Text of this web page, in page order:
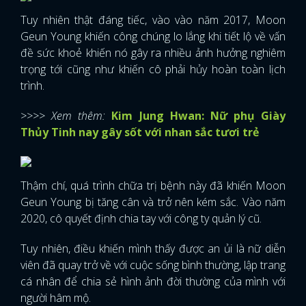
Tuy nhiên thật đáng tiếc, vào vào năm 2017, Moon
Geun Young khiến công chúng lo lắng khi tiết lộ về vấn
đề sức khoẻ khiến nó gây ra nhiều ảnh hưởng nghiêm
trọng tới cũng như khiến cô phải hủy hoàn toàn lịch
trình.
>>>> Xem thêm: Kim Jung Hwan: Nữ phụ Giày
Thủy Tinh nay gây sốt với nhan sắc tươi trẻ
Thậm chí, quá trình chữa trị bệnh này đã khiến Moon
Geun Young bị tăng cân và trở nên kém sắc. Vào năm
2020, cô quyết định chia tay với công ty quản lý cũ.
Tuy nhiên, điều khiến mình thấy được an ủi là nữ diễn
viên đã quay trở về với cuộc sống bình thường, lập trang
cá nhân để chia sẻ hình ảnh đời thường của mình với
người hâm mộ.